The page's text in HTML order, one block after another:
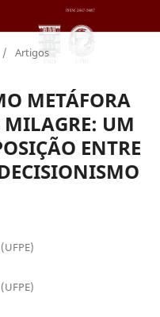
/ Artigos
METÁFORA
MILAGRE: UM
ENTRE